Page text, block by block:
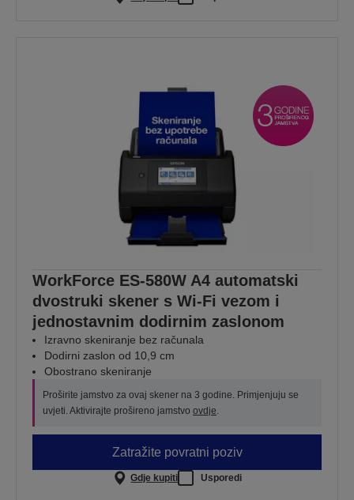
WorkForce ES-580W A4 automatski
dvostruki skener s Wi-Fi vezom i
jednostavnim dodirnim zaslonom
Izravno skeniranje bez računala
Dodirni zaslon od 10,9 cm
Obostrano skeniranje
Proširite jamstvo za ovaj skener na 3 godine. Primjenjuju se
uvjeti. Aktivirajte prošireno jamstvo ovdje.
Zatražite povratni poziv
Gdje kupiti Usporedi